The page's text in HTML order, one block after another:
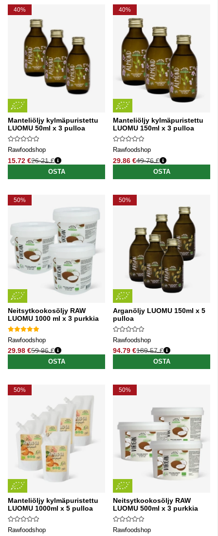
40%
Manteliöljy kylmäpuristettu
LUOMU 50ml x 3 pulloa
Rawfoodshop
15.72 €
Normaali hinta
26.21 €
OSTA
40%
Manteliöljy kylmäpuristettu
LUOMU 150ml x 3 pulloa
Rawfoodshop
29.86 €
Normaali hinta
49.76 €
OSTA
50%
Neitsytkookosöljy RAW
LUOMU 1000 ml x 3 purkkia
Rawfoodshop
29.98 €
Normaali hinta
59.96 €
OSTA
50%
Arganöljy LUOMU 150ml x 5
pulloa
Rawfoodshop
94.79 €
Normaali hinta
189.57 €
OSTA
50%
Manteliöljy kylmäpuristettu
LUOMU 1000ml x 5 pulloa
Rawfoodshop
50%
Neitsytkookosöljy RAW
LUOMU 500ml x 3 purkkia
Rawfoodshop